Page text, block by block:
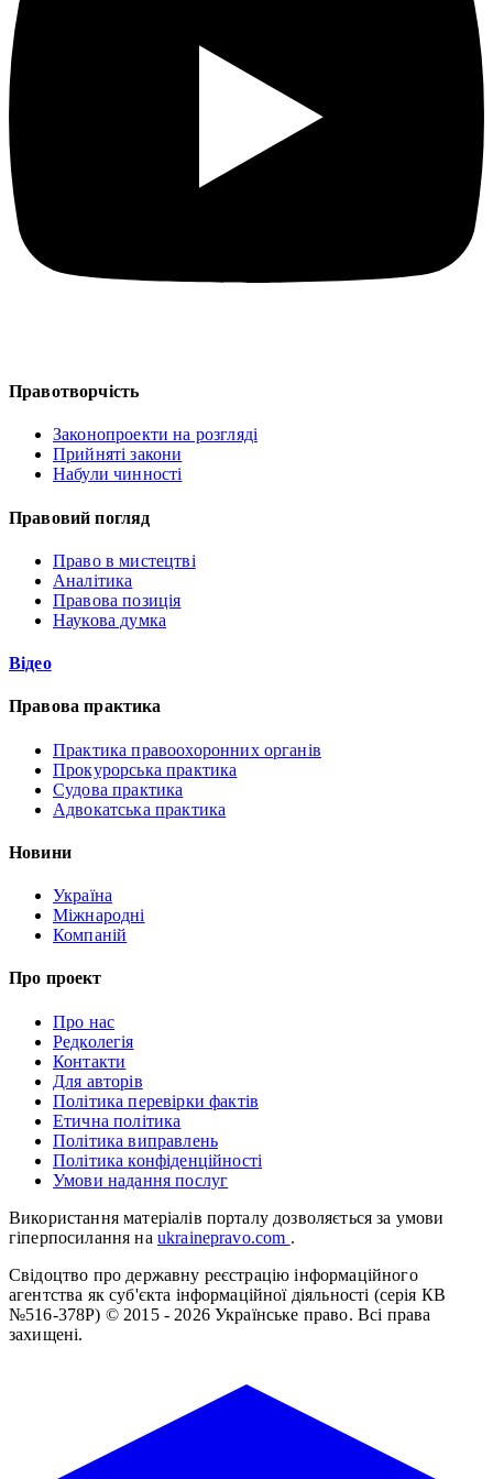
Правотворчість
Законопроекти на розгляді
Прийняті закони
Набули чинності
Правовий погляд
Право в мистецтві
Аналітика
Правова позиція
Наукова думка
Відео
Правова практика
Практика правоохоронних органів
Прокурорська практика
Судова практика
Адвокатська практика
Новини
Україна
Міжнародні
Компаній
Про проект
Про нас
Редколегія
Контакти
Для авторів
Політика перевірки фактів
Етична політика
Політика виправлень
Політика конфіденційності
Умови надання послуг
Використання матеріалів порталу дозволяється за умови
гіперпосилання на ukrainepravo.com .
Свідоцтво про державну реєстрацію інформаційного
агентства як суб'єкта інформаційної діяльності (серія КВ
№516-378Р) © 2015 - 2026 Українське право. Всі права
захищені.